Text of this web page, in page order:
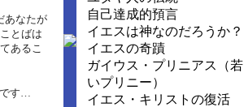
あなたが
とばは
あるこ
す…
自己達成的預言
イエスは神なのだろうか？
イエスの奇蹟
ガイウス・プリニアス（若
いプリニー）
イエス・キリストの復活